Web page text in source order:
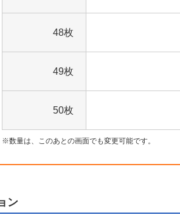
48枚
49枚
50枚
数量は、このあとの画面でも変更可能です。
ン